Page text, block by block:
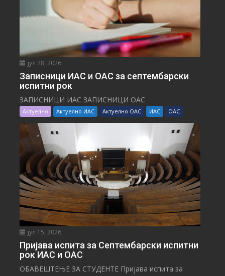
јул 28, 2026
Записници ИАС и ОАС за септембарски
испитни рок
ЗАПИСНИЦИ ИАС ЗАПИСНИЦИ ОАС
Актуелно Актуелно ИАС Актуелно ОАС ИАС ОАС
јул 15, 2026
Пријава испита за Септембарски испитни
рок ИАС и ОАС
ОБАВЕШТЕЊЕ ЗА СТУДЕНТЕ Пријава испита за